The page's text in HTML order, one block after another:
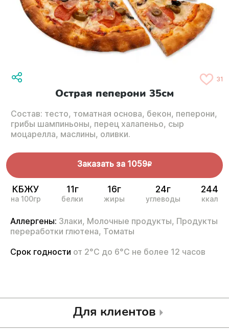
31
Острая пеперони 35см
Состав: тесто, томатная основа, бекон, пеперони,
грибы шампиньоны, перец халапеньо, сыр
моцарелла, маслины, оливки.
Заказать за 1059R
КБЖУ
на 100гр
11г
белки
16г
жиры
24г
углеводы
244
ккал
Аллергены: Злаки, Молочные продукты, Продукты
переработки глютена, Томаты
Срок годности от 2°С до 6°С не более 12 часов
Для клиентов